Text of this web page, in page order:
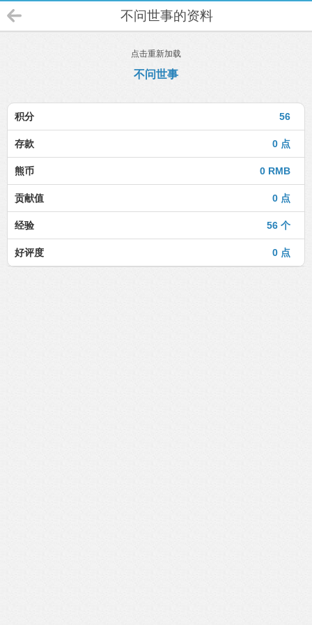
不问世事的资料
点击重新加载
不问世事
56
积分
0 点
存款
0 RMB
熊币
0 点
贡献值
56 个
经验
0 点
好评度